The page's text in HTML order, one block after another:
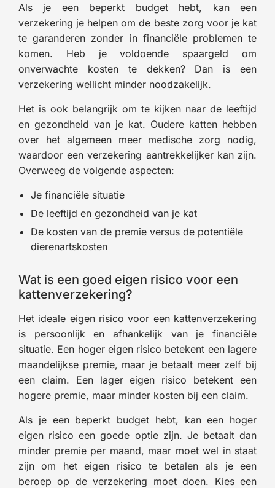
Als je een beperkt budget hebt, kan een
verzekering je helpen om de beste zorg voor je kat
te garanderen zonder in financiële problemen te
komen. Heb je voldoende spaargeld om
onverwachte kosten te dekken? Dan is een
verzekering wellicht minder noodzakelijk.
Het is ook belangrijk om te kijken naar de leeftijd
en gezondheid van je kat. Oudere katten hebben
over het algemeen meer medische zorg nodig,
waardoor een verzekering aantrekkelijker kan zijn.
Overweeg de volgende aspecten:
Je financiële situatie
De leeftijd en gezondheid van je kat
De kosten van de premie versus de potentiële
dierenartskosten
Wat is een goed eigen risico voor een
kattenverzekering?
Het ideale eigen risico voor een kattenverzekering
is persoonlijk en afhankelijk van je financiële
situatie. Een hoger eigen risico betekent een lagere
maandelijkse premie, maar je betaalt meer zelf bij
een claim. Een lager eigen risico betekent een
hogere premie, maar minder kosten bij een claim.
Als je een beperkt budget hebt, kan een hoger
eigen risico een goede optie zijn. Je betaalt dan
minder premie per maand, maar moet wel in staat
zijn om het eigen risico te betalen als je een
beroep op de verzekering moet doen. Kies een